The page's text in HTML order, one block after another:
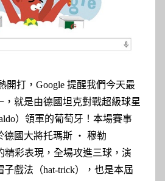
開打，Google 提醒我們今天最
，就是由德國坦克對戰超級球星
）領軍的葡萄牙！本場賽事
德國大將托瑪斯 ‧ 穆勒
精彩表現，全場攻進三球，演
戲法（hat-trick），也是本屆